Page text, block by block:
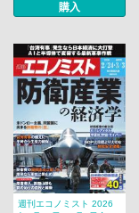
購入
週刊エコノミスト 2026